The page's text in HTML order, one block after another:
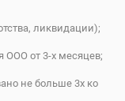
ликвидации);
ООО от 3-х месяцев;
не больше 3х ко